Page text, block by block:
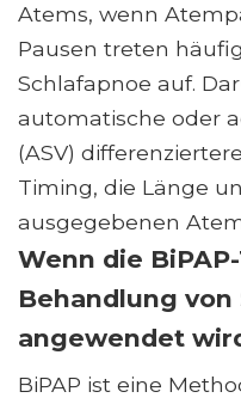
Atems, wenn
Pausen treten
Schlafapnoe auf.
automatische oder
(ASV)
Timing, die Länge
ausgegebenen
Wenn die
Behandlung
angewendet
BiPAP ist eine